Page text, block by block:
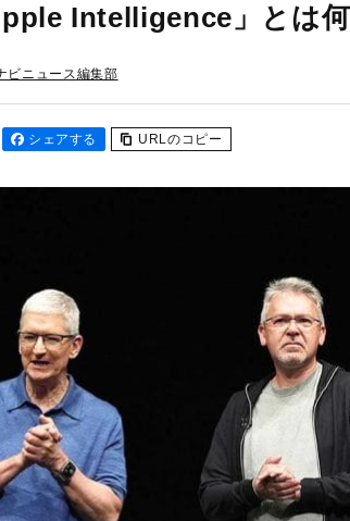
Intelligence」とは
ビニュース編集部
シェアする URLのコピー